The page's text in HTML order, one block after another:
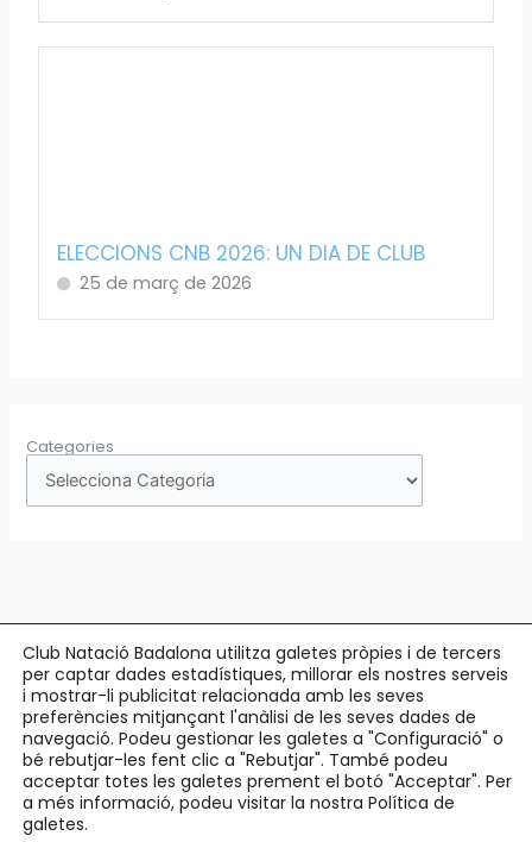
ELECCIONS CNB 2026: UN DIA DE CLUB
25 de març de 2026
Categories
Copyright © 2026 Club Natació Badalona |c/ Eduard Maristany, 5-7
Badalona |93 384 34 13
Avís Legal
Política de Privacitat
Club Natació Badalona utilitza galetes pròpies i de tercers
per captar dades estadístiques, millorar els nostres serveis
i mostrar-li publicitat relacionada amb les seves
preferències mitjançant l'anàlisi de les seves dades de
navegació. Podeu gestionar les galetes a "Configuració" o
bé rebutjar-les fent clic a "Rebutjar". També podeu
acceptar totes les galetes prement el botó "Acceptar". Per
a més informació, podeu visitar la nostra Política de
galetes.